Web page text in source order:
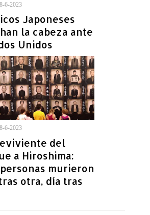
8-6-2023
Japoneses
la cabeza ante
Unidos
8-6-2023
del
a Hiroshima:
murieron
otra, día tras